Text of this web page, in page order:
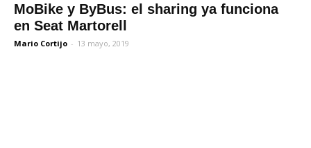
MoBike y ByBus: el sharing ya funciona
en Seat Martorell
Mario Cortijo - 13 mayo, 2019